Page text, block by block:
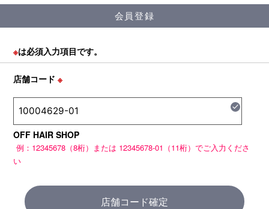
会員登録
※は必須入力項目です。
店舗コード※
OFF HAIR SHOP
店舗コード確定
check